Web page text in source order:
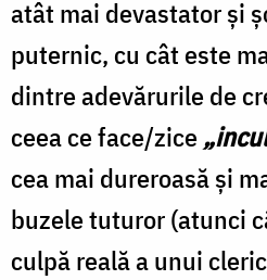
atât mai devastator şi
puternic, cu cât este
dintre adevărurile de
ceea ce face/zice
cea mai dureroasă şi
buzele tuturor (atunci
culpă reală a unui